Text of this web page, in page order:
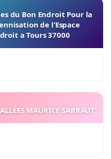
du Bon Endroit Pour la
de l’Espace
a Tours 37000
MAURICE SARRAUT